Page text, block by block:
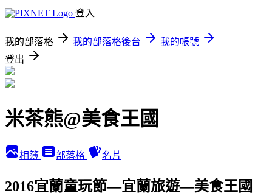
登入
我的部落格 我的部落格後台
我的帳號
登出
米茶熊@美食王國
相簿 部落格 名片
2016宜蘭童玩節—宜蘭旅遊—美食王國